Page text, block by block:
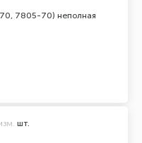
7805-70) неполная
шт.